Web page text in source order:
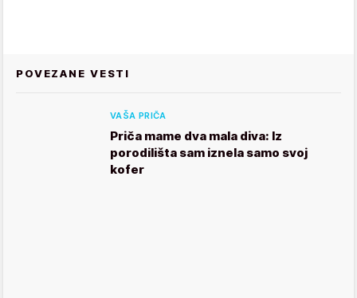
POVEZANE VESTI
VAŠA PRIČA
Priča mame dva mala diva: Iz
porodilišta sam iznela samo svoj
kofer